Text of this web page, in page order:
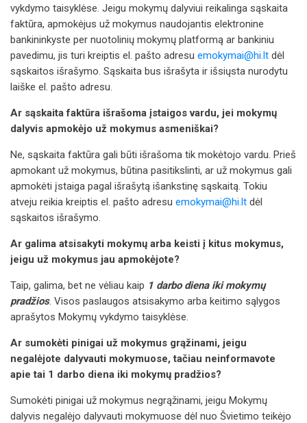
vykdymo taisyklėse. Jeigu mokymų dalyviui reikalinga sąskaita
faktūra, apmokėjus už mokymus naudojantis elektronine
bankininkyste per nuotolinių mokymų platformą ar bankiniu
pavedimu, jis turi kreiptis el. pašto adresu emokymai@hi.lt dėl
sąskaitos išrašymo. Sąskaita bus išrašyta ir išsiųsta nurodytu
laiške el. pašto adresu.
Ar sąskaita faktūra išrašoma įstaigos vardu, jei mokymų
dalyvis apmokėjo už mokymus asmeniškai?
Ne, sąskaita faktūra gali būti išrašoma tik mokėtojo vardu. Prieš
apmokant už mokymus, būtina pasitikslinti, ar už mokymus gali
apmokėti įstaiga pagal išrašytą išankstinę sąskaitą. Tokiu
atveju reikia kreiptis el. pašto adresu emokymai@hi.lt dėl
sąskaitos išrašymo.
Ar galima atsisakyti mokymų arba keisti į kitus mokymus,
jeigu už mokymus jau apmokėjote?
Taip, galima, bet ne vėliau kaip 1 darbo diena iki mokymų
pradžios. Visos paslaugos atsisakymo arba keitimo sąlygos
aprašytos Mokymų vykdymo taisyklėse.
Ar sumokėti pinigai už mokymus grąžinami, jeigu
negalėjote dalyvauti mokymuose, tačiau neinformavote
apie tai 1 darbo diena iki mokymų pradžios?
Sumokėti pinigai už mokymus negrąžinami, jeigu Mokymų
dalyvis negalėjo dalyvauti mokymuose dėl nuo Švietimo teikėjo